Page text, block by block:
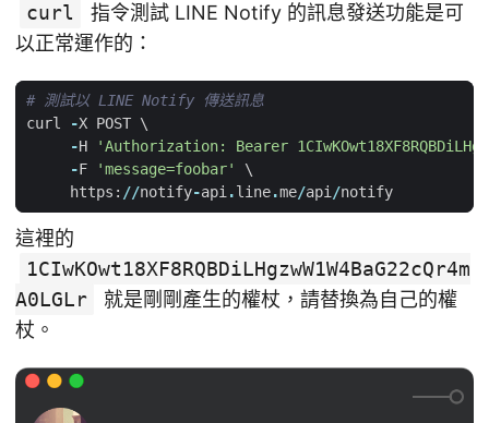
curl
指令測試 LINE Notify 的訊息發送功能是可
以正常運作的：
# 測試以 LINE Notify 傳送訊息
curl
-X POST
-H
'Authorization: Bearer
-F 'message=foobar'
https : //notify-api.line.me/api/notify
這裡的
1CIwKOwt18XF8RQBDiLHgzwW1W4BaG22cQr4m
A0LGLr
就是剛剛產生的權杖，請替換為自己的權
杖。